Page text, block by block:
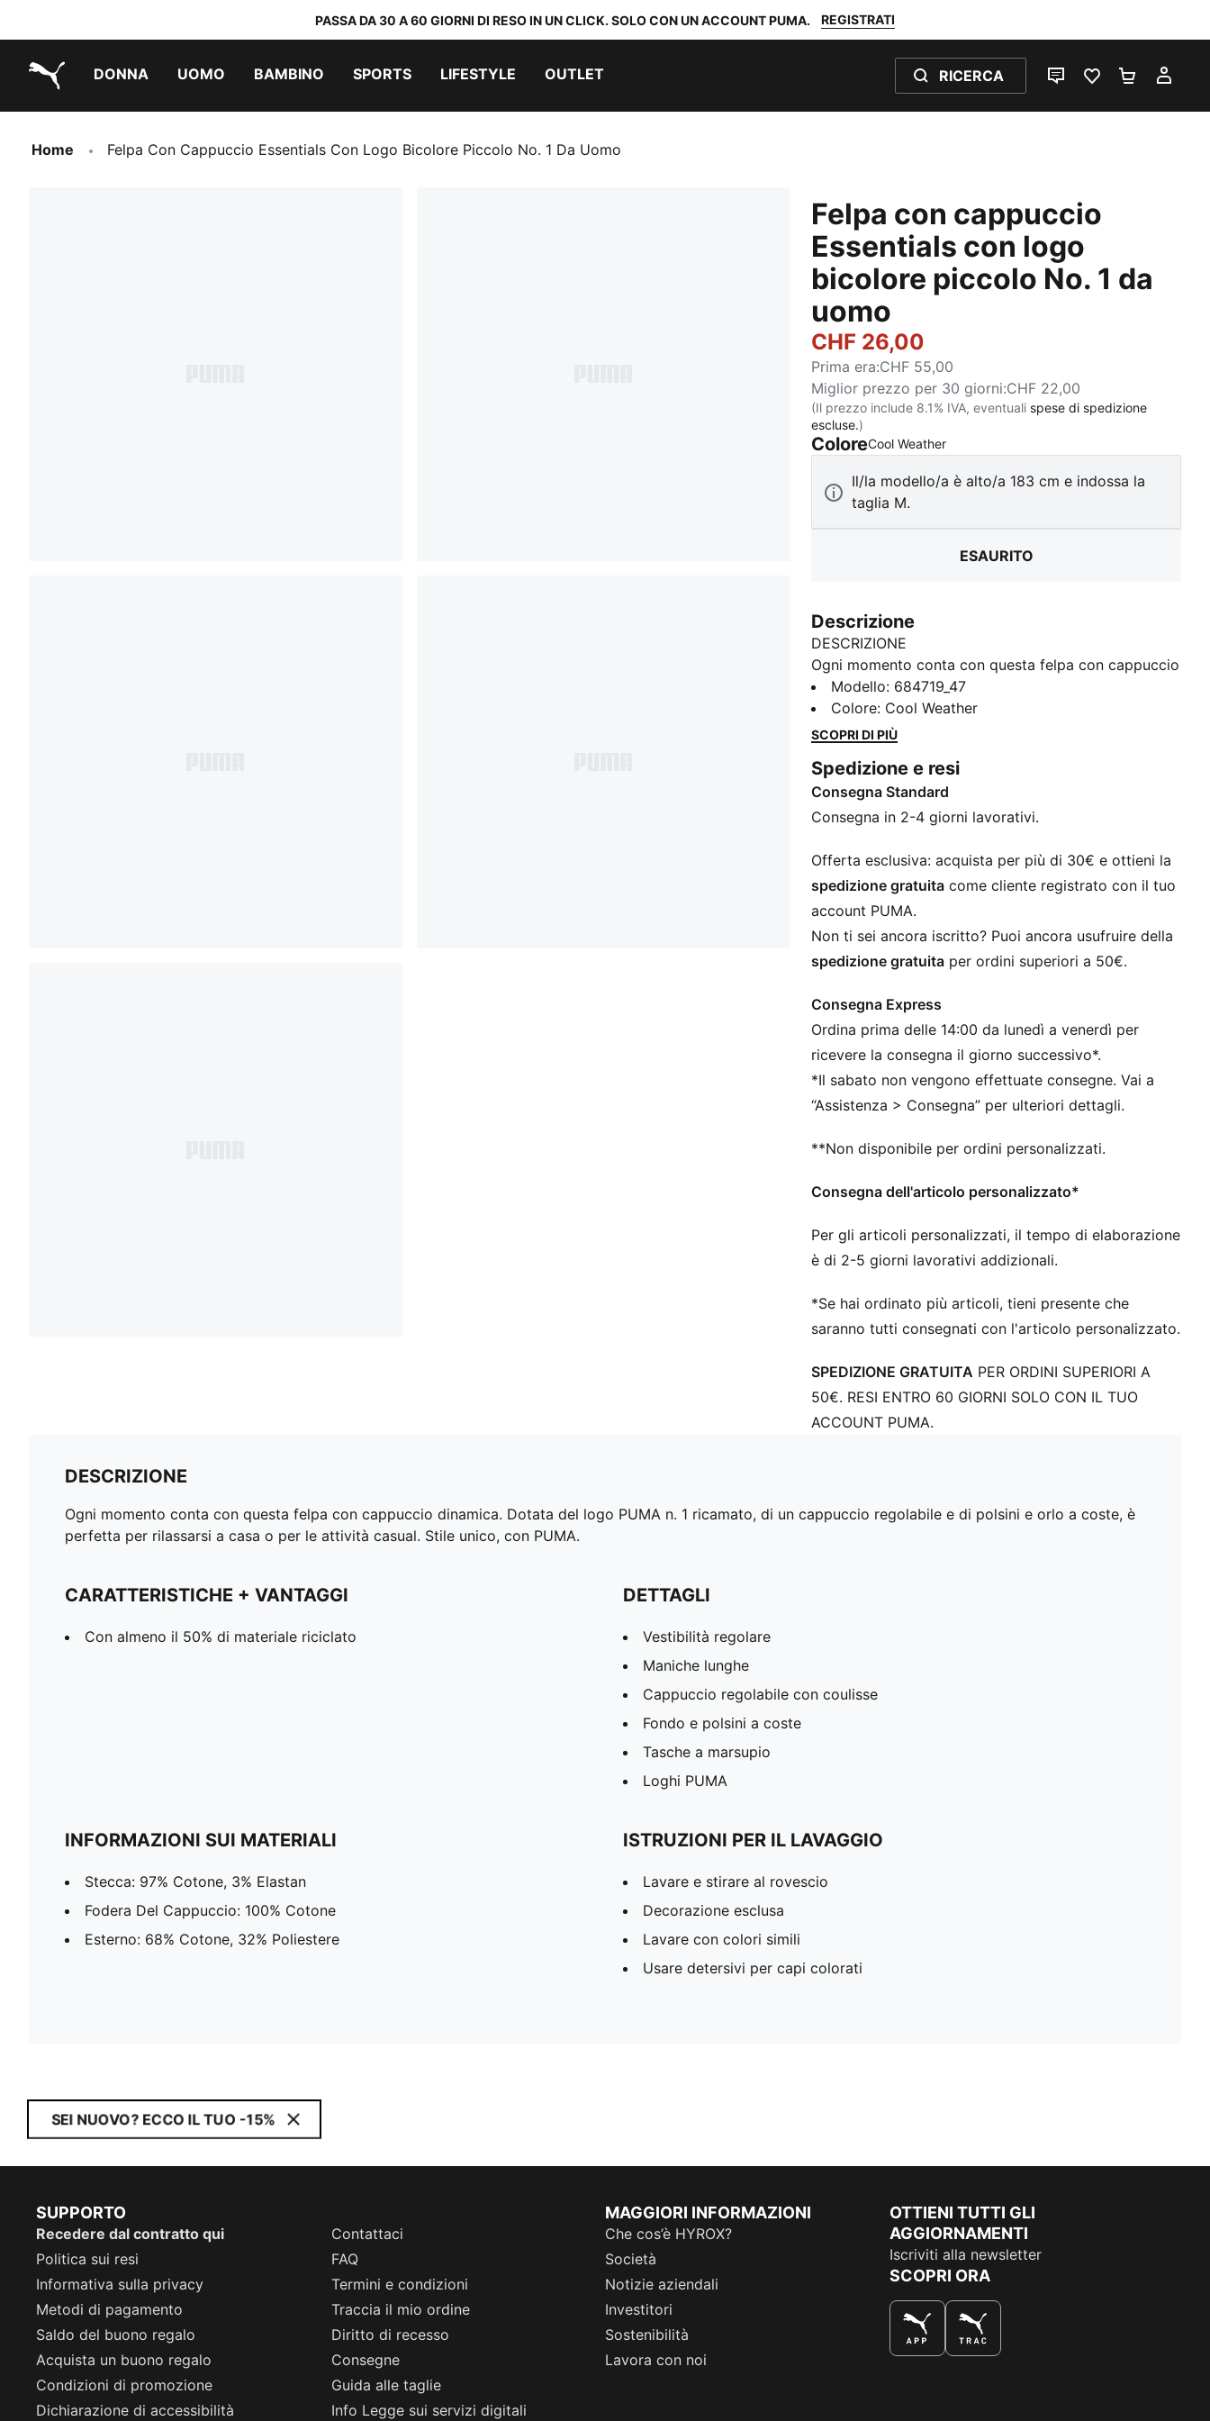
PASSA DA 30 A 60 GIORNI DI RESO IN UN CLICK. SOLO CON UN ACCOUNT PUMA. REGISTRATI
DONNA UOMO BAMBINO SPORTS LIFESTYLE OUTLET RICERCA
CHAT PREFERITI 0
Home Felpa Con Cappuccio Essentials Con Logo Bicolore Piccolo No. 1 Da Uomo
Felpa con cappuccio
Essentials con logo
bicolore piccolo No. 1 da
uomo
CHF 26,00
Prima era:CHF 55,00
Miglior prezzo per 30 giorni:CHF 22,00
(Il prezzo include 8.1% IVA, eventuali spese di spedizione
escluse.)
ColoreCool Weather:
Il/la modello/a è alto/a 183 cm e indossa la
taglia M.
ESAURITO
Descrizione
DESCRIZIONE
Ogni momento conta con questa felpa con cappuccio
dinamica. Dotata del logo PUMA n. 1 ricamato, di un
cappuccio regolabile e di polsini e orlo a coste, è
perfetta per rilassarsi a casa o per le attività casual.
CARATTERISTICHE + VANTAGGI
Con almeno il 50% di materiale riciclato
DETTAGLI
Maniche lunghe
Cappuccio regolabile con coulisse
Fondo e polsini a coste
Loghi PUMA
Modello: 684719_47
Colore: Cool Weather
SCOPRI DI PIÙ
Spedizione e resi
Consegna Standard
Consegna in 2-4 giorni lavorativi.
Offerta esclusiva: acquista per più di 30€ e ottieni la
spedizione gratuita come cliente registrato con il tuo
account PUMA.
Non ti sei ancora iscritto? Puoi ancora usufruire della
spedizione gratuita per ordini superiori a 50€.
Consegna Express
Ordina prima delle 14:00 da lunedì a venerdì per
ricevere la consegna il giorno successivo*.
*Il sabato non vengono effettuate consegne. Vai a
“Assistenza > Consegna” per ulteriori dettagli.
**Non disponibile per ordini personalizzati.
Consegna dell'articolo personalizzato*
Per gli articoli personalizzati, il tempo di elaborazione
è di 2-5 giorni lavorativi addizionali.
*Se hai ordinato più articoli, tieni presente che
saranno tutti consegnati con l'articolo personalizzato.
SPEDIZIONE GRATUITA PER ORDINI SUPERIORI A
50€. RESI ENTRO 60 GIORNI SOLO CON IL TUO
ACCOUNT PUMA.
DESCRIZIONE
Ogni momento conta con questa felpa con cappuccio dinamica. Dotata del logo PUMA n. 1 ricamato, di un cappuccio regolabile e di polsini e orlo a coste, è
perfetta per rilassarsi a casa o per le attività casual. Stile unico, con PUMA.
CARATTERISTICHE + VANTAGGI
Con almeno il 50% di materiale riciclato
DETTAGLI
Vestibilità regolare
Maniche lunghe
Cappuccio regolabile con coulisse
Fondo e polsini a coste
Tasche a marsupio
Loghi PUMA
INFORMAZIONI SUI MATERIALI
Stecca: 97% Cotone, 3% Elastan
Fodera Del Cappuccio: 100% Cotone
Esterno: 68% Cotone, 32% Poliestere
ISTRUZIONI PER IL LAVAGGIO
Lavare e stirare al rovescio
Decorazione esclusa
Lavare con colori simili
Usare detersivi per capi colorati
SEI NUOVO? ECCO IL TUO -15%
SUPPORTO
Recedere dal contratto qui
Contattaci
Politica sui resi
FAQ
Informativa sulla privacy
Termini e condizioni
Metodi di pagamento
Traccia il mio ordine
Saldo del buono regalo
Diritto di recesso
Acquista un buono regalo
Consegne
Condizioni di promozione
Guida alle taglie
Dichiarazione di accessibilità
Info Legge sui servizi digitali
MAGGIORI INFORMAZIONI
Che cos’è HYROX?
Società
Notizie aziendali
Investitori
Sostenibilità
Lavora con noi
OTTIENI TUTTI GLI
AGGIORNAMENTI
Iscriviti alla newsletter
SCOPRI ORA